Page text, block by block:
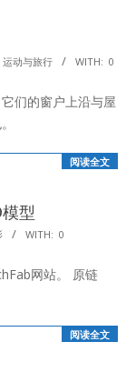
运动与旅行 WITH: 0
们的窗户上沿与屋
阅读全文
型
WITH: 0
网站。 原链
阅读全文